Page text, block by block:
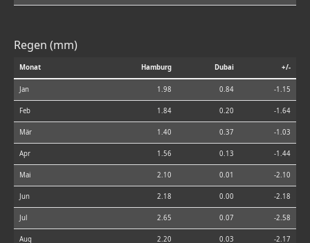
Regen (mm)
Monat Hamburg Dubai +/-
Jan 1.98 0.84 -1.15
Feb 1.84 0.20 -1.64
Mär 1.40 0.37 -1.03
Apr 1.56 0.13 -1.44
Mai 2.10 0.01 -2.10
Jun 2.18 0.00 -2.18
Jul 2.65 0.07 -2.58
Aug 2.20 0.03 -2.17